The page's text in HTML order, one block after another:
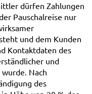
dürfen Zahlungen
Pauschalreise nur
und dem Kunden
Kontaktdaten des
und
Nach
des